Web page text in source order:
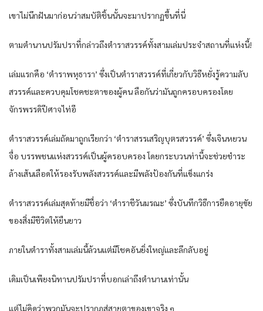
เขาไม่นึกฝันมาก่อนว่าสมบัติชิ้นนั้นจะมาปรากฏขึ้นที่นี่
ตามตำนานปรัมปราที่กล่าวถึงตำราสวรรค์ทั้งสามเล่มประจำสถานที่แห่งนี้!
เล่มแรกคือ ‘ตำราพหุธารา’ ซึ่งเป็นตำราสวรรค์ที่เกี่ยวกับวิธีหยั่งรู้ความลับ
สวรรค์และควบคุมโชคชะตาของผู้คน ลือกันว่ามันถูกครอบครองโดย
จักรพรรดิปีศาจไท่อี
ตำราสวรรค์เล่มถัดมาถูกเรียกว่า ‘ตำราสรรเสริญบุตรสวรรค์’ ซึ่งเจินหยวน
จื่อ บรรพชนแห่งสวรรค์เป็นผู้ครอบครอง โดยกระบวนท่านี้จะช่วยชำระ
ล้างเส้นเลือดให้รองรับพลังสวรรค์และมีพลังป้องกันที่แข็งแกร่ง
ตำราสวรรค์เล่มสุดท้ายมีชื่อว่า ‘ตำราชีวันมรณะ’ ซึ่งบันทึกวิธีการยืดอายุขัย
ของสิ่งมีชีวิตให้ยืนยาว
ภายในตำราทั้งสามเล่มนี้ล้วนแต่มีโชคอันยิ่งใหญ่และลึกลับอยู่
เดิมเป็นเพียงนิทานปรัมปราที่บอกเล่าถึงตำนานเท่านั้น
แต่ไม่คิดว่าพวกมันจะปรากฏสู่สายตาของเขาจริง ๆ